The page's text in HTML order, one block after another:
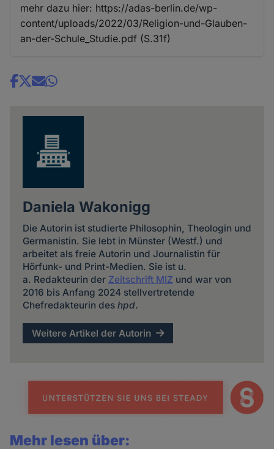
mehr dazu hier: https://adas-berlin.de/wp-
content/uploads/2022/03/Religion-und-Glauben-
an-der-Schule_Studie.pdf (S.31f)
Share
Daniela Wakonigg
Die Autorin ist studierte Philosophin, Theologin und
Germanistin. Sie lebt in Münster (Westf.) und
arbeitet als freie Autorin und Journalistin für
Hörfunk- und Print-Medien. Sie ist u.
a. Redakteurin der Zeitschrift MIZ und war von
2016 bis Anfang 2024 stellvertretende
Chefredakteurin des hpd.
Weitere Artikel der Autorin
Mehr lesen über: